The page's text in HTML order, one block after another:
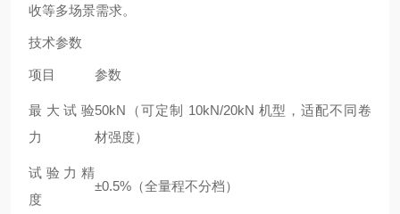
收等多场景需求。
技术参数
项目 参数
最大试验
力
50kN（可定制 10kN/20kN 机型，适配不同卷
材强度）
试验力精
度
±0.5%（全量程不分档）